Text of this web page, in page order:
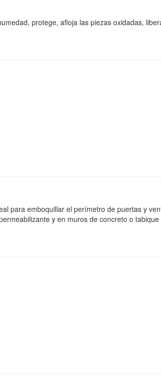
protege, afloja las piezas oxidadas,
para emboquillar el perímetro de puertas y
y en muros de concreto o tabique